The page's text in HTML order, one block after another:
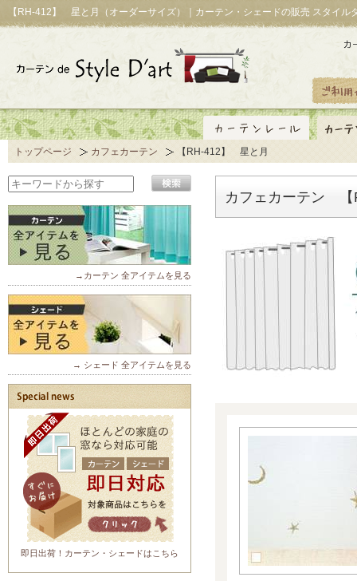
【RH-412】 星と月（オーダーサイズ）｜カーテン・シェードの販売 スタイル
トップページ カフェカーテン 【RH-412】 星と月
カフェカーテン
→カーテン 全アイテムを見る
→ シェード 全アイテムを見る
即日出荷！カーテン・シェードはこちら